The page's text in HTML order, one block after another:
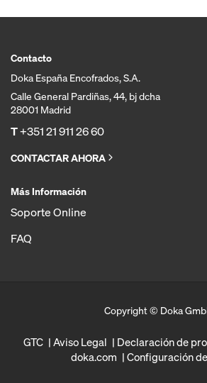
Contacto
Doka España Encofrados, S.A.
Calle General Pardiñas, 44, bj dcha
28001 Madrid
T+351 21 911 26 60
CONTACTAR AHORA
Más Información
Soporte Online
FAQ
Copyright © Doka
GTC Aviso Legal
Declaración de
doka.com
Configuración